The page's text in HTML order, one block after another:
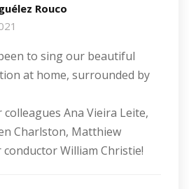
Rouco
to sing our beautiful
at home, surrounded by
Ana Vieira Leite,
Charlston, Matthiew
William Christie!